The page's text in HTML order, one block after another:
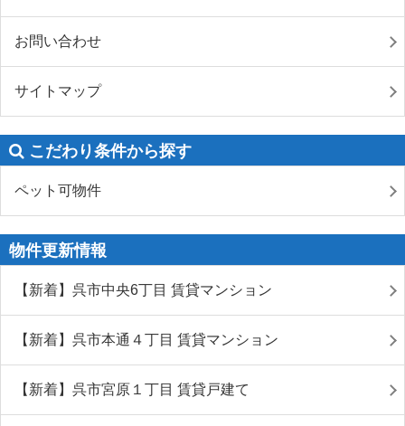
お問い合わせ
サイトマップ
こだわり条件から探す
ペット可物件
物件更新情報
【新着】呉市中央6丁目 賃貸マンション
【新着】呉市本通４丁目 賃貸マンション
【新着】呉市宮原１丁目 賃貸戸建て